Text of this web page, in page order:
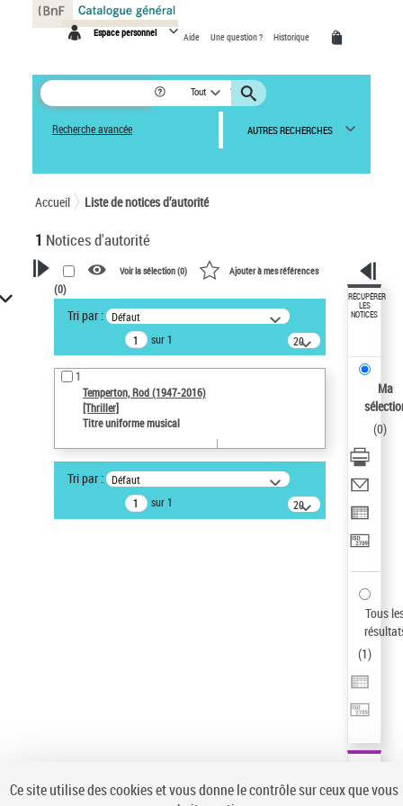
Espace personnel Aide Une question ? Historique
Tout
Recherche avancée AUTRES RECHERCHES
Accueil Liste de notices d’autorité
1 Notices d'autorité
VOTRE RECHERCHE
Recherche avancée dans les
notices d’autorité
Œuvres liées à l'auteur :
Temperton, Rod (1947-2016)
Auteur d’œuvre
Type de notice d'autorité
Voir la sélection (0) Ajouter à mes références
(0)
Tri par : Défaut
sur 1
20
résultats/page
1
Temperton, Rod (1947-2016)
[Thriller]
Titre uniforme musical
Tri par : Défaut
sur 1
20
résultats/page
RÉCUPÉRER
LES
NOTICES
Ma
(0)
Tous
(1)
Panneau de gestion des cookies
Ce site utilise des cookies et vous donne le contrôle sur ceux que vous